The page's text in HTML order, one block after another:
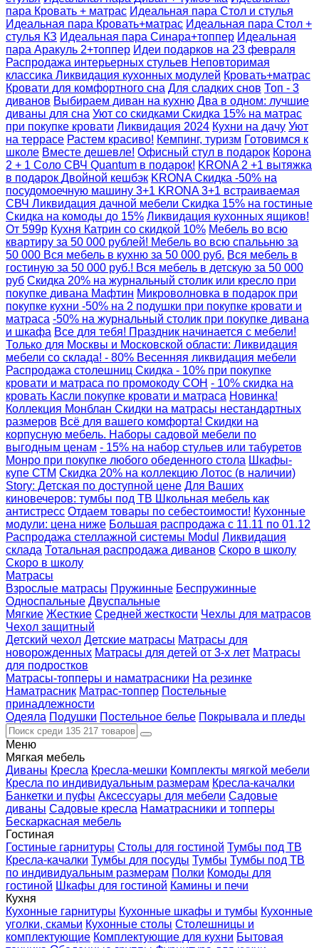
пара Кровать + матрас Идеальная пара Стол и стулья
Идеальная пара Кровать+матрас Идеальная пара Стол +
стулья КЗ Идеальная пара Синара+топпер Идеальная
пара Аракуль 2+топпер Идеи подарков на 23 февраля
Распродажа интерьерных стульев Неповторимая
классика Ликвидация кухонных модулей Кровать+матрас
Кровати для комфортного сна Для сладких снов Топ - 3
диванов Выбираем диван на кухню Два в одном: лучшие
диваны для сна Уют со скидками Скидка 15% на матрас
при покупке кровати Ликвидация 2024 Кухни на дачу Уют
на террасе Растем красиво! Кемпинг, туризм Готовимся к
школе Вместе дешевле! Офисный стул в подарок Корона
2 + 1 Соло СВЧ Quantum в подарок! KRONA 2 +1 вытяжка
в подарок Двойной кешбэк KRONA Скидка -50% на
посудомоечную машину 3+1 KRONA 3+1 встраиваемая
СВЧ Ликвидация дачной мебели Скидка 15% на гостиные
Скидка на комоды до 15% Ликвидация кухонных ящиков!
От 599р Кухня Катрин со скидкой 10% Мебель во всю
квартиру за 50 000 рублей! Мебель во всю спалььню за
50 000 Вся мебель в кухню за 50 000 руб. Вся мебель в
гостиную за 50 000 руб.! Вся мебель в детскую за 50 000
руб Скидка 20% на журнальный столик или кресло при
покупке дивана Мафтин Микроволновка в подарок при
покупке кухни -50% на 2 подушки при покупке кровати и
матраса -50% на журнальный столик при покупке дивана
и шкафа Все для тебя! Праздник начинается с мебели!
Только для Москвы и Московской области: Ликвидация
мебели со склада! - 80% Весенняя ликвидация мебели
Распродажа столешниц Скидка - 10% при покупке
кровати и матраса по промокоду СОН - 10% скидка на
кровать Касли покупке кровати и матраса Новинка!
Коллекция Монблан Скидки на матрасы нестандартных
размеров Всё для вашего комфорта! Скидки на
корпусную мебель. Наборы садовой мебели по
выгодным ценам - 15% на набор стульев или табуретов
Монро при покупке любого обеденного стола Шкафы-
купе СТМ Скидка 20% на коллекцию Лотос (в наличии)
Story: Детская по доступной цене Для Ваших
киновечеров: тумбы под ТВ Школьная мебель как
антистресс Отдаем товары по себестоимости! Кухонные
модули: цена ниже Большая распродажа с 11.11 по 01.12
Распродажа стеллажной системы Modul Ликвидация
склада Тотальная распродажа диванов Скоро в школу
Скоро в школу
Матрасы
Взрослые матрасы Пружинные Беспружинные
Односпальные Двуспальные
Мягкие Жесткие Средней жесткости Чехлы для матрасов
Чехол защитный
Детский чехол Детские матрасы Матрасы для
новорожденных Матрасы для детей от 3-х лет Матрасы
для подростков
Матрасы-топперы и наматрасники На резинке
Наматрасник Матрас-топпер Постельные
принадлежности
Одеяла Подушки Постельное белье Покрывала и пледы
Меню
Мягкая мебель
Диваны Кресла Кресла-мешки Комплекты мягкой мебели
Кресла по индивидуальным размерам Кресла-качалки
Банкетки и пуфы Аксессуары для мебели Садовые
диваны Садовые кресла Наматрасники и топперы
Бескаркасная мебель
Гостиная
Гостиные гарнитуры Столы для гостиной Тумбы под ТВ
Кресла-качалки Тумбы для посуды Тумбы Тумбы под ТВ
по индивидуальным размерам Полки Комоды для
гостиной Шкафы для гостиной Камины и печи
Кухня
Кухонные гарнитуры Кухонные шкафы и тумбы Кухонные
уголки, скамьи Кухонные столы Столешницы и
комплектующие Комплектующие для кухни Бытовая